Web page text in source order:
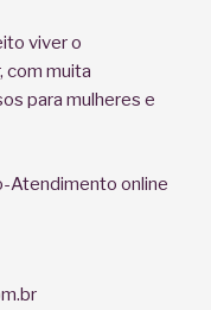
viver o
com muita
para mulheres e
Atendimento online